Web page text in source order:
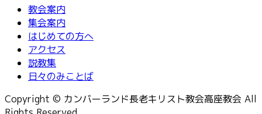
教会案内
集会案内
はじめての方へ
アクセス
説教集
日々のみことば
Copyright © カンバーランド長老キリスト教会高座教会 All